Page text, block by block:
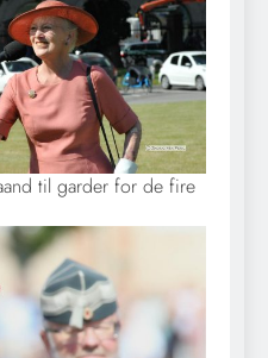
til garder for de fire